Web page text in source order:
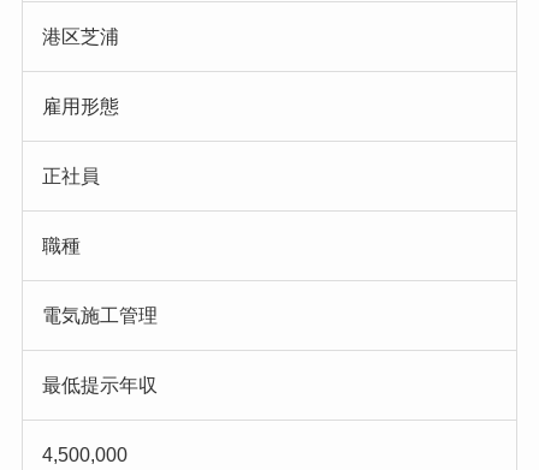
港区芝浦
雇用形態
正社員
職種
電気施工管理
最低提示年収
4,500,000